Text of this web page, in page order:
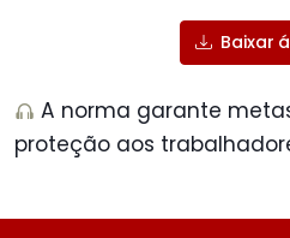
Baixar
A norma garante
proteção aos